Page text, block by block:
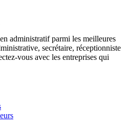
administratif parmi les meilleures
secrétaire, réceptionniste
vous avec les entreprises qui